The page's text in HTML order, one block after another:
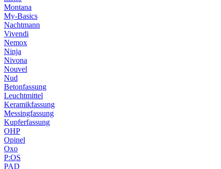
Montana
My-Basics
Nachtmann
Vivendi
Nemox
Ninja
Nivona
Nouvel
Nud
Betonfassung
Leuchtmittel
Keramikfassung
Messingfassung
Kupferfassung
OHP
Opinel
Oxo
P:OS
PAD